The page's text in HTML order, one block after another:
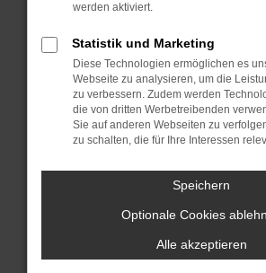
können das Laden
anderen Browser oder in
Fenster?
Starte dein Gerät neu.
Das kann manchmal helfen,
vorübergehende Probleme zu
Stelle sicher, dass dein
Betriebssystem auf dem
Veraltete Software birgt nicht
Sicherheitsrisiko, sondern
werden aktiviert.
Statistik und Marketing
Diese Technologien ermöglichen es
Webseite zu analysieren, um die
zu verbessern. Zudem werden
die von dritten Werbetreibenden
Sie auf anderen Webseiten zu
zu schalten, die für Ihre Interessen
Speichern
Optionale Cookies
Alle akzeptieren